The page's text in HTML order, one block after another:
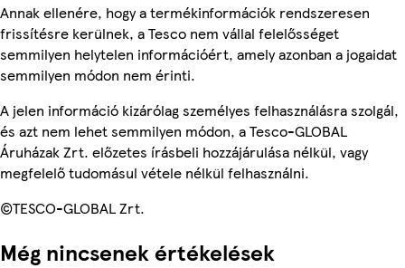
Annak ellenére, hogy a termékinformációk rendszeresen
frissítésre kerülnek, a Tesco nem vállal felelősséget
semmilyen helytelen információért, amely azonban a jogaidat
semmilyen módon nem érinti.
A jelen információ kizárólag személyes felhasználásra szolgál,
és azt nem lehet semmilyen módon, a Tesco-GLOBAL
Áruházak Zrt. előzetes írásbeli hozzájárulása nélkül, vagy
megfelelő tudomásul vétele nélkül felhasználni.
©TESCO-GLOBAL Zrt.
Még nincsenek értékelések